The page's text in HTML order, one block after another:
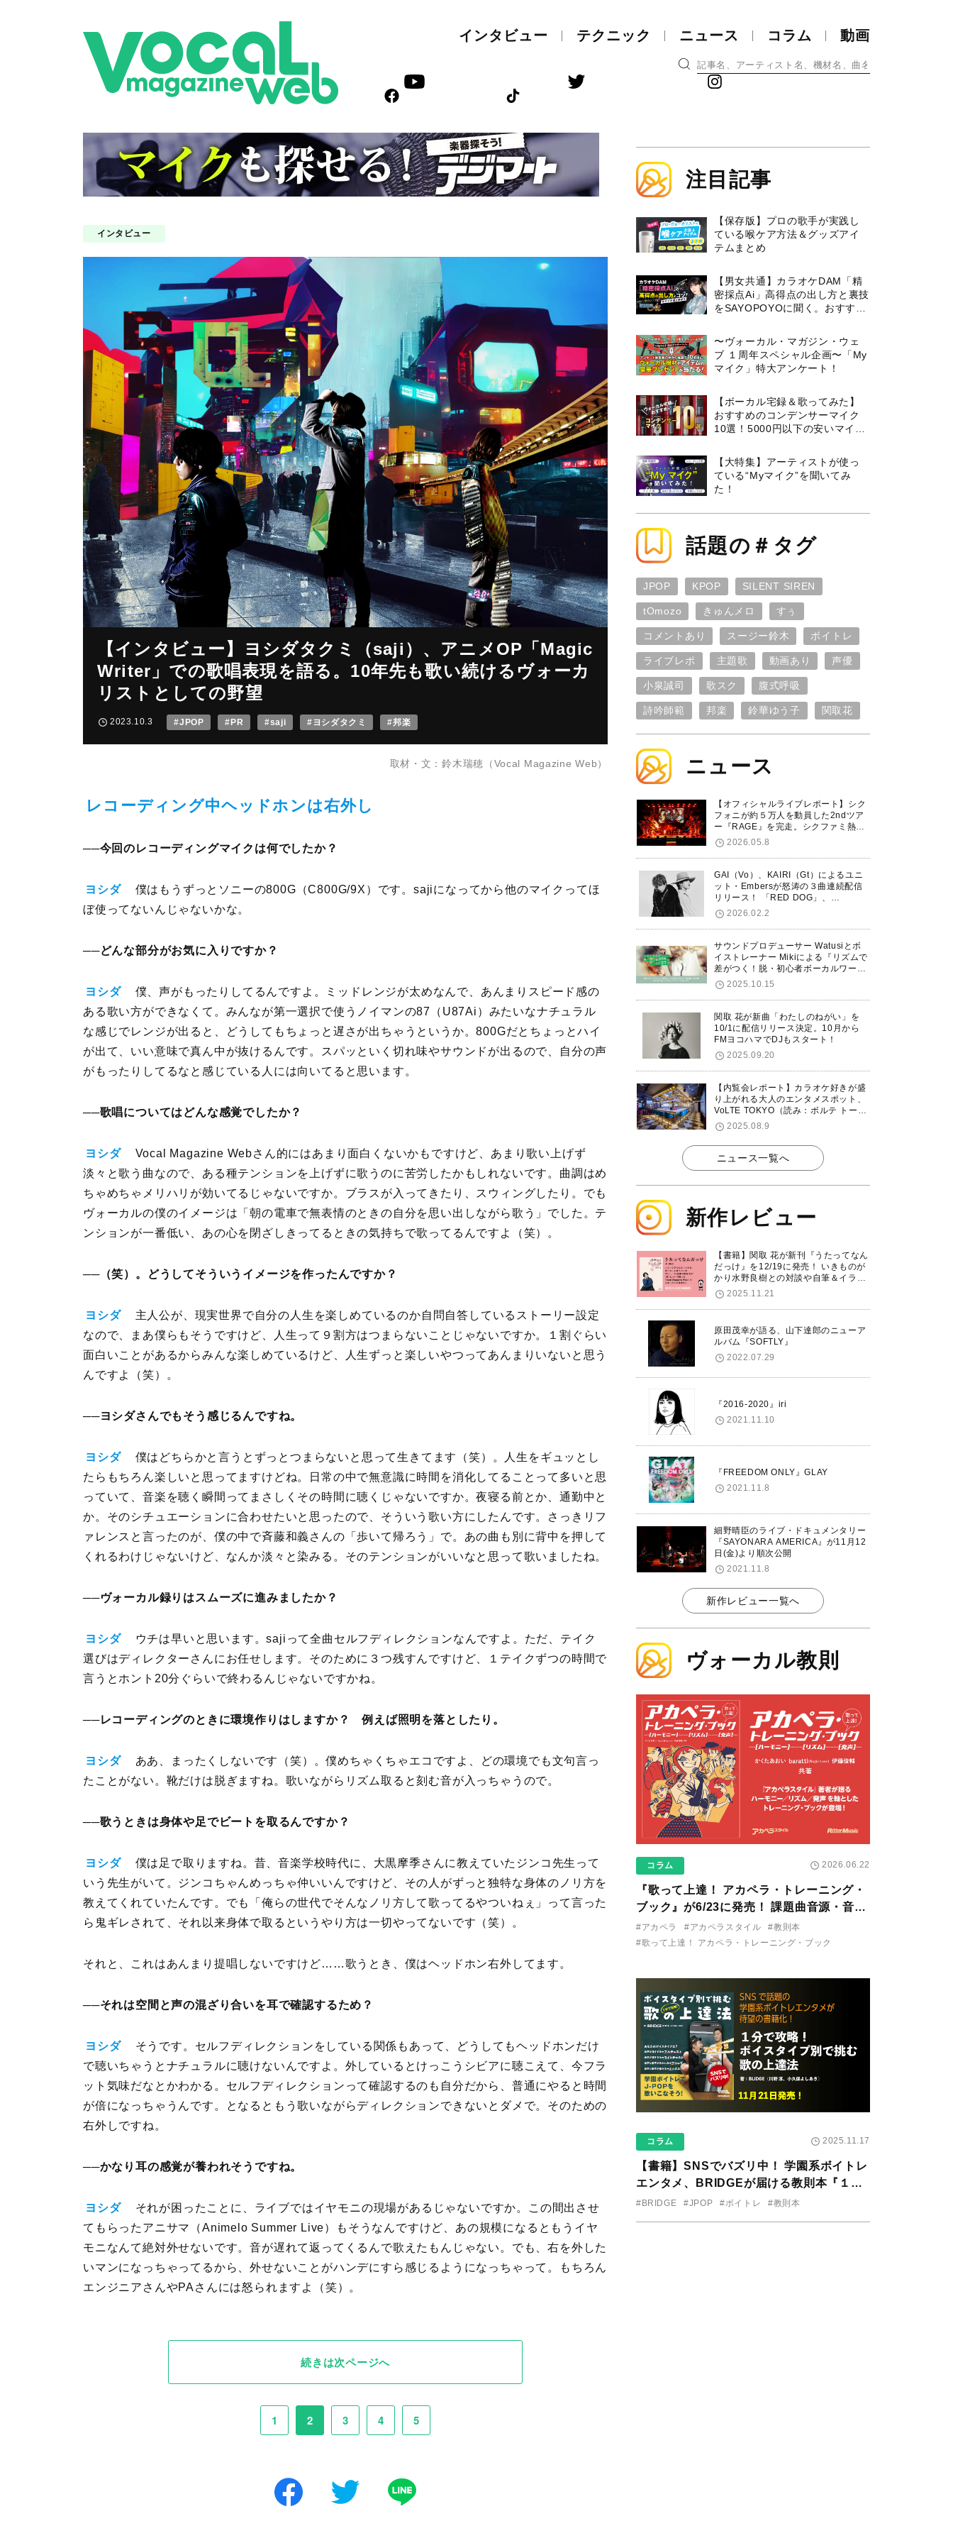
インタビュー テクニック ニュース コラム 動画
インタビュー
【インタビュー】ヨシダタクミ（saji）、アニメOP「Magic
Writer」での歌唱表現を語る。10年先も歌い続けるヴォーカ
リストとしての野望
2023.10.3 #JPOP #PR #saji #ヨシダタクミ #邦楽
取材・文：鈴木瑞穂（Vocal Magazine Web）
レコーディング中ヘッドホンは右外し
──今回のレコーディングマイクは何でしたか？
ヨシダ
僕はもうずっとソニーの800G（C800G/9X）です。sajiになってから他のマイクってほ
ぼ使ってないんじゃないかな。
──どんな部分がお気に入りですか？
ヨシダ
僕、声がもったりしてるんですよ。ミッドレンジが太めなんで、あんまりスピード感の
ある歌い方ができなくて。みんなが第一選択で使うノイマンの87（U87Ai）みたいなナチュラル
な感じでレンジが出ると、どうしてもちょっと遅さが出ちゃうというか。800Gだとちょっとハイ
が出て、いい意味で真ん中が抜けるんです。スパッといく切れ味やサウンドが出るので、自分の声
がもったりしてるなと感じている人には向いてると思います。
──歌唱についてはどんな感覚でしたか？
ヨシダ
Vocal Magazine Webさん的にはあまり面白くないかもですけど、あまり歌い上げず
淡々と歌う曲なので、ある種テンションを上げずに歌うのに苦労したかもしれないです。曲調はめ
ちゃめちゃメリハリが効いてるじゃないですか。ブラスが入ってきたり、スウィングしたり。でも
ヴォーカルの僕のイメージは「朝の電車で無表情のときの自分を思い出しながら歌う」でした。テ
ンションが一番低い、あの心を閉ざしきってるときの気持ちで歌ってるんですよ（笑）。
──（笑）。どうしてそういうイメージを作ったんですか？
ヨシダ
主人公が、現実世界で自分の人生を楽しめているのか自問自答しているストーリー設定
なので、まあ僕らもそうですけど、人生って９割方はつまらないことじゃないですか。１割ぐらい
面白いことがあるからみんな楽しめているけど、人生ずっと楽しいやつってあんまりいないと思う
んですよ（笑）。
──ヨシダさんでもそう感じるんですね。
ヨシダ
僕はどちらかと言うとずっとつまらないと思って生きてます（笑）。人生をギュッとし
たらもちろん楽しいと思ってますけどね。日常の中で無意識に時間を消化してることって多いと思
っていて、音楽を聴く瞬間ってまさしくその時間に聴くじゃないですか。夜寝る前とか、通勤中と
か。そのシチュエーションに合わせたいと思ったので、そういう歌い方にしたんです。さっきリフ
ァレンスと言ったのが、僕の中で斉藤和義さんの「歩いて帰ろう」で。あの曲も別に背中を押して
くれるわけじゃないけど、なんか淡々と染みる。そのテンションがいいなと思って歌いましたね。
──ヴォーカル録りはスムーズに進みましたか？
ヨシダ
ウチは早いと思います。sajiって全曲セルフディレクションなんですよ。ただ、テイク
選びはディレクターさんにお任せします。そのために３つ残すんですけど、１テイクずつの時間で
言うとホント20分ぐらいで終わるんじゃないですかね。
──レコーディングのときに環境作りはしますか？ 例えば照明を落としたり。
ヨシダ
ああ、まったくしないです（笑）。僕めちゃくちゃエコですよ、どの環境でも文句言っ
たことがない。靴だけは脱ぎますね。歌いながらリズム取ると刻む音が入っちゃうので。
──歌うときは身体や足でビートを取るんですか？
ヨシダ
僕は足で取りますね。昔、音楽学校時代に、大黒摩季さんに教えていたジンコ先生って
いう先生がいて。ジンコちゃんめっちゃ仲いいんですけど、その人がずっと独特な身体のノリ方を
教えてくれていたんです。でも「俺らの世代でそんなノリ方して歌ってるやついねぇ」って言った
ら鬼ギレされて、それ以来身体で取るというやり方は一切やってないです（笑）。
それと、これはあんまり提唱しないですけど……歌うとき、僕はヘッドホン右外してます。
──それは空間と声の混ざり合いを耳で確認するため？
ヨシダ
そうです。セルフディレクションをしている関係もあって、どうしてもヘッドホンだけ
で聴いちゃうとナチュラルに聴けないんですよ。外しているとけっこうシビアに聴こえて、今フラ
ット気味だなとかわかる。セルフディレクションって確認するのも自分だから、普通にやると時間
が倍になっちゃうんです。となるともう歌いながらディレクションできないとダメで。そのための
右外しですね。
──かなり耳の感覚が養われそうですね。
ヨシダ
それが困ったことに、ライブではイヤモニの現場があるじゃないですか。この間出させ
てもらったアニサマ（Animelo Summer Live）もそうなんですけど、あの規模になるともうイヤ
モニなんて絶対外せないです。音が遅れて返ってくるんで歌えたもんじゃない。でも、右を外した
いマンになっちゃってるから、外せないことがハンデにすら感じるようになっちゃって。もちろん
エンジニアさんやPAさんには怒られますよ（笑）。
続きは次ページへ
1 2 3 4 5
注目記事
【保存版】プロの歌手が実践し
ている喉ケア⽅法＆グッズアイ
テムまとめ
【男女共通】カラオケDAM「精
密採点Ai」高得点の出し方と裏技
をSAYOPOYOに聞く。おすすめ
〜ヴォーカル・マガジン・ウェ
ブ １周年スペシャル企画〜「My
マイク」特大アンケート！
【ボーカル宅録＆歌ってみた】
おすすめのコンデンサーマイク
10選！5000円以下の安いマイク
【大特集】アーティストが使っ
ている“Myマイク”を聞いてみ
た！
話題の＃タグ
JPOP KPOP SILENT SIREN
tOmozo きゅんメロ すぅ
コメントあり スージー鈴木 ボイトレ
ライブレポ 主題歌 動画あり 声優
小泉誠司 歌スク 腹式呼吸
詩吟師範 邦楽 鈴華ゆう子 関取花
ニュース
【オフィシャルライブレポート】シク
フォニが約５万人を動員した2ndツア
ー『RAGE』を完走。シクファミ熱狂
のKアリーナ横浜ファイナル公演の模
様をお届け！
2026.05.8
GAI（Vo）、KAIRI（Gt）によるユニ
ット・Embersが怒涛の３曲連続配信
リリース！ 「RED DOG」、
「Untitled Hero」に続き、5thシング
ル「De-Marionette」のリリースを発
表！
2026.02.2
サウンドプロデューサー Watusiとボ
イストレーナー Mikiによる『リズムで
差がつく！脱・初心者ボーカルワーク
ショップ』が12/7に渋谷で開催！
2025.10.15
関取 花が新曲「わたしのねがい」を
10/1に配信リリース決定。10月から
FMヨコハマでDJもスタート！
2025.09.20
【内覧会レポート】カラオケ好きが盛
り上がれる大人のエンタメスポット、
VoLTE TOKYO（読み：ボルテ トーキ
ョー）が東京・品川に8/8グランドオ
ープン！
2025.08.9
ニュース一覧へ
新作レビュー
【書籍】関取 花が新刊『うたってなん
だっけ』を12/19に発売！ いきものが
かり水野良樹との対談や自筆＆イラス
トで綴る自分史も掲載。さらに自身の
誕生日12/18に渋谷で出版記念イベン
トを開催！
2025.11.21
原田茂幸が語る、山下達郎のニューア
ルバム『SOFTLY』
2022.07.29
『2016-2020』iri
2021.11.10
『FREEDOM ONLY』GLAY
2021.11.8
細野晴臣のライブ・ドキュメンタリー
『SAYONARA AMERICA』が11月12
日(金)より順次公開
2021.11.8
新作レビュー一覧へ
ヴォーカル教則
コラム 2026.06.22
『歌って上達！ アカペラ・トレーニング・
ブック』が6/23に発売！ 課題曲音源・音取
り用アプリを公開。
#アカペラ #アカペラスタイル
#教則本
#歌って上達！ アカペラ・トレーニング・ブック
コラム 2025.11.17
【書籍】SNSでバズリ中！ 学園系ボイトレ
エンタメ、BRIDGEが届ける教則本『１分
で攻略！ ボイスタイプ別で挑む歌の上達
#BRIDGE #JPOP #ボイトレ #教則本